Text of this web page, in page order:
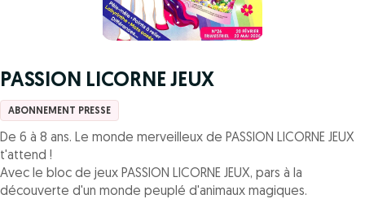
PASSION LICORNE JEUX
ABONNEMENT PRESSE
De 6 à 8 ans. Le monde merveilleux de PASSION LICORNE JEUX
t'attend !
Avec le bloc de jeux PASSION LICORNE JEUX, pars à la
découverte d'un monde peuplé d'animaux magiques.